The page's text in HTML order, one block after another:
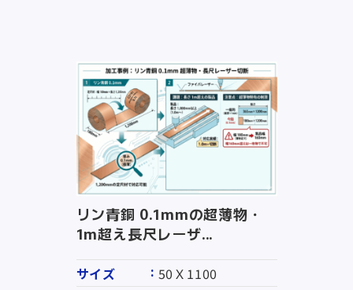
リン青銅 0.1mmの超薄物・
1m超え長尺レーザ...
サイズ
50Ｘ1100